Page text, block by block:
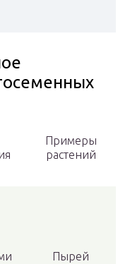
Примеры
растений
Пырей